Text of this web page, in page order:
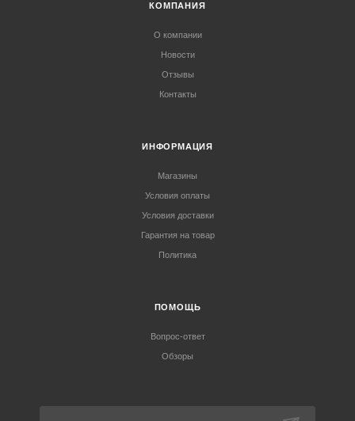
КОМПАНИЯ
О компании
Новости
Отзывы
Контакты
ИНФОРМАЦИЯ
Магазины
Условия оплаты
Условия доставки
Гарантия на товар
Политика
ПОМОЩЬ
Вопрос-ответ
Обзоры